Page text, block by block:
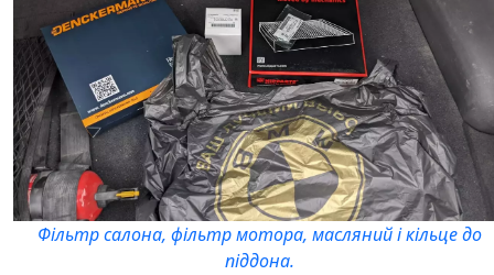
Фільтр салона, фільтр мотора, масляний і кільце до
піддона.